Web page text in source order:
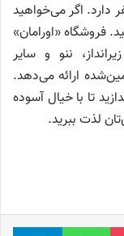
دارد. اگر می‌خواهید
فروشگاه «اورامان»
ننو و سایر
ارائه می‌دهد.
تا با خیال آسوده
لذت ببرید.
پاکت واتس آپ